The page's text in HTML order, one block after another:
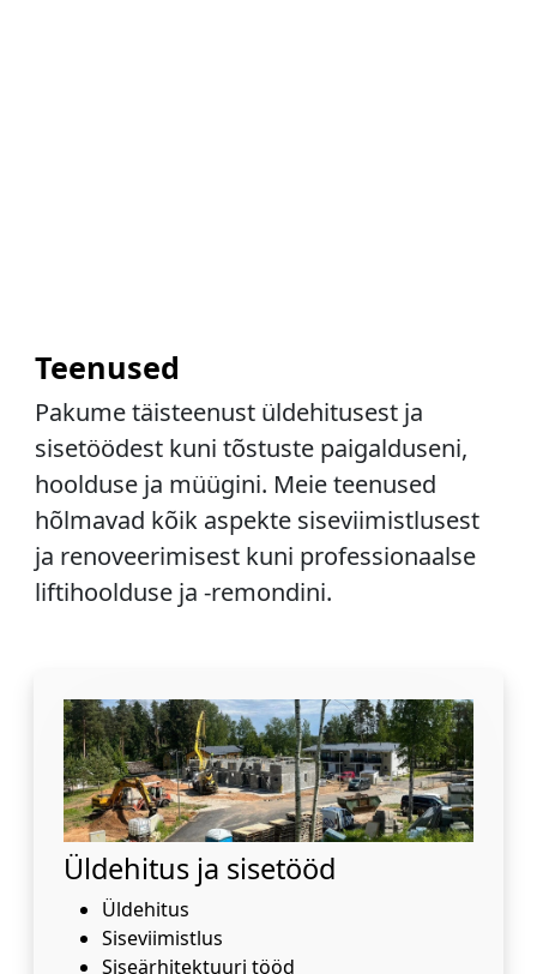
Teenused
Pakume täisteenust üldehitusest ja
sisetöödest kuni tõstuste paigalduseni,
hoolduse ja müügini. Meie teenused
hõlmavad kõik aspekte siseviimistlusest
ja renoveerimisest kuni professionaalse
liftihoolduse ja -remondini.
Üldehitus ja sisetööd
Üldehitus
Siseviimistlus
Siseärhitektuuri tööd